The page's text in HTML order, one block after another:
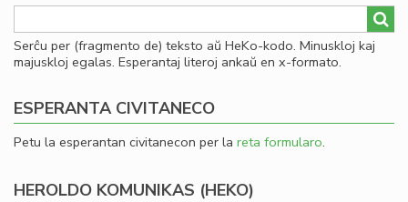
Serĉu per (fragmento de) teksto aŭ HeKo-kodo. Minuskloj kaj
majuskloj egalas. Esperantaj literoj ankaŭ en x-formato.
ESPERANTA CIVITANECO
Petu la esperantan civitanecon per la reta formularo.
HEROLDO KOMUNIKAS (HEKO)